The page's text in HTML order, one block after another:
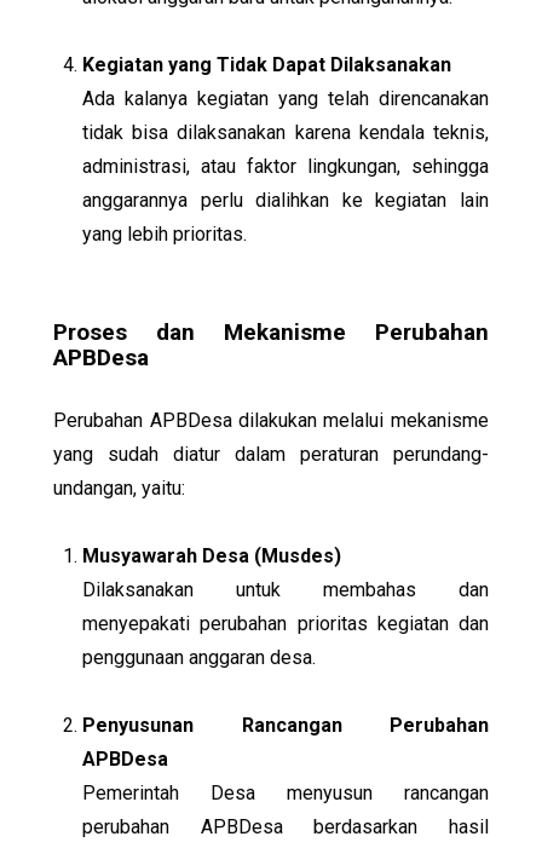
Kegiatan yang Tidak Dapat Dilaksanakan
Ada kalanya kegiatan yang telah direncanakan
tidak bisa dilaksanakan karena kendala teknis,
administrasi, atau faktor lingkungan, sehingga
anggarannya perlu dialihkan ke kegiatan lain
yang lebih prioritas.
Proses dan Mekanisme Perubahan
APBDesa
Perubahan APBDesa dilakukan melalui mekanisme
yang sudah diatur dalam peraturan perundang-
undangan, yaitu:
Musyawarah Desa (Musdes)
Dilaksanakan untuk membahas dan
menyepakati perubahan prioritas kegiatan dan
penggunaan anggaran desa.
Penyusunan Rancangan Perubahan
APBDesa
Pemerintah Desa menyusun rancangan
perubahan APBDesa berdasarkan hasil